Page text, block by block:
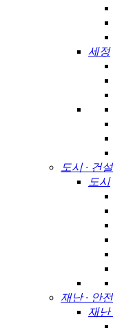
세정
도시 · 건설
도시
재난 · 안전
재난